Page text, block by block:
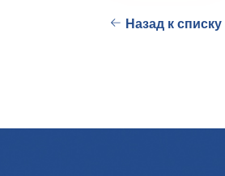
Назад к списку